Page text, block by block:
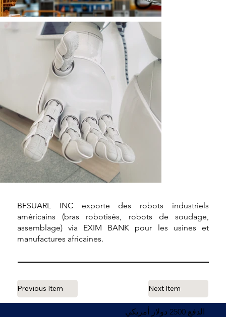
BFSUARL INC exporte des robots industriels
américains (bras robotisés, robots de soudage,
assemblage) via EXIM BANK pour les usines et
manufactures africaines.
Previous Item Next Item
الدفع 2500 دولار أمريكي